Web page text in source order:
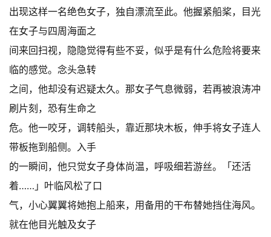
出现这样一名绝色女子，独自漂流至此。他握紧船桨，目光
在女子与四周海面之
间来回扫视，隐隐觉得有些不妥，似乎是有什么危险将要来
临的感觉。念头急转
之间，他却没有迟疑太久。那女子气息微弱，若再被浪涛冲
刷片刻，恐有生命之
危。他一咬牙，调转船头，靠近那块木板，伸手将女子连人
带板拖到船侧。入手
的一瞬间，他只觉女子身体尚温，呼吸细若游丝。「还活
着……」叶临风松了口
气，小心翼翼将她抱上船来，用备用的干布替她挡住海风。
就在他目光触及女子